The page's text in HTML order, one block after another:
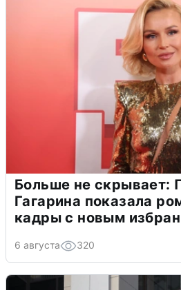
Больше не скрывает:
Гагарина показала
кадры с новым
6 августа 320